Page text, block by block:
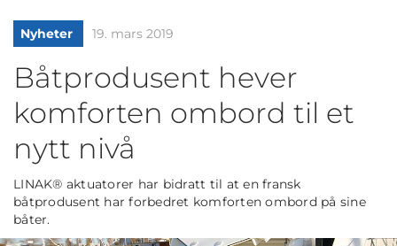
Nyheter 19. mars 2019
Båtprodusent hever
komforten ombord til et
nytt nivå
LINAK® aktuatorer har bidratt til at en fransk
båtprodusent har forbedret komforten ombord på sine
båter.